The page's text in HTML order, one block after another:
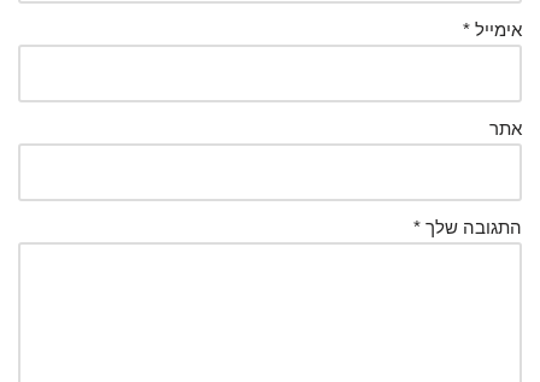
אימייל *
אתר
התגובה שלך *